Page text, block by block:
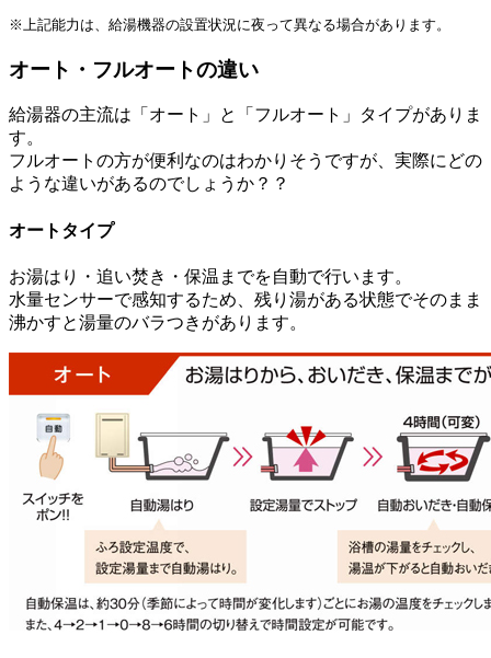
※上記能力は、給湯機器の設置状況に夜って異なる場合があります。
オート・フルオートの違い
給湯器の主流は「オート」と「フルオート」タイプがありま
す。
フルオートの方が便利なのはわかりそうですが、実際にどの
ような違いがあるのでしょうか？？
オートタイプ
お湯はり・追い焚き・保温までを自動で行います。
水量センサーで感知するため、残り湯がある状態でそのまま
沸かすと湯量のバラつきがあります。